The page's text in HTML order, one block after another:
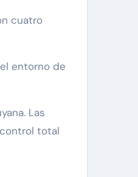
cuatro
entorno de
Las
total